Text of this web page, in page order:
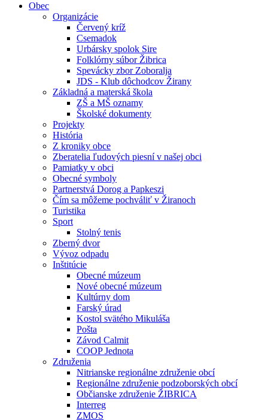
Obec
Organizácie
Červený kríž
Csemadok
Urbársky spolok Sire
Folklórny súbor Žibrica
Spevácky zbor Zoboralja
JDS - Klub dôchodcov Žirany
Základná a materská škola
ZŠ a MŠ oznamy
Školské dokumenty
Projekty
História
Z kroniky obce
Zberatelia ľudových piesní v našej obci
Pamiatky v obci
Obecné symboly
Partnerstvá Dorog a Papkeszi
Čím sa môžeme pochváliť v Žiranoch
Turistika
Sport
Stolný tenis
Zberný dvor
Vývoz odpadu
Inštitúcie
Obecné múzeum
Nové obecné múzeum
Kultúrny dom
Farský úrad
Kostol svätého Mikuláša
Pošta
Závod Calmit
COOP Jednota
Združenia
Nitrianske regionálne združenie obcí
Regionálne združenie podzoborských obcí
Občianske združenie ŽIBRICA
Interreg
ZMOS